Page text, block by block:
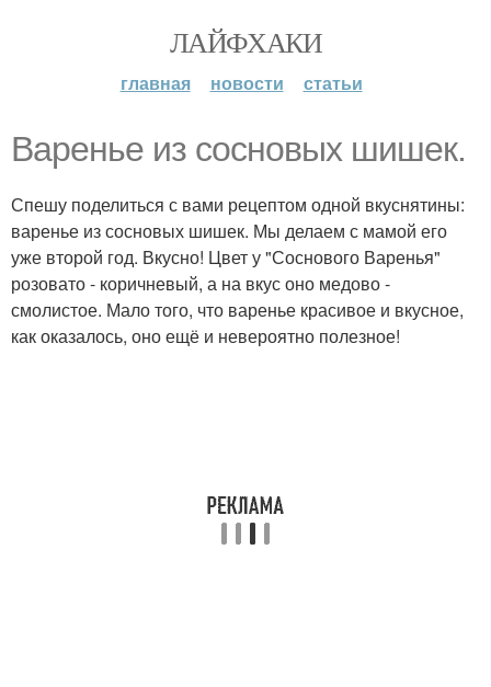
ЛАЙФХАКИ
главная новости статьи
Варенье из сосновых шишек.
Спешу поделиться с вами рецептом одной вкуснятины:
варенье из сосновых шишек. Мы делаем с мамой его
уже второй год. Вкусно! Цвет у "Соснового Варенья"
розовато - коричневый, а на вкус оно медово -
смолистое. Мало того, что варенье красивое и вкусное,
как оказалось, оно ещё и невероятно полезное!